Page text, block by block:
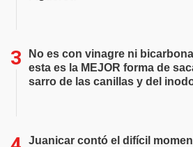
No es con vinagre ni
esta es la MEJOR forma de
sarro de las canillas y del
Juanicar contó el difícil